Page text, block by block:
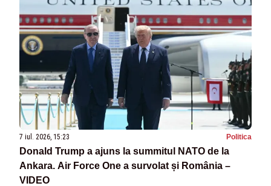
7 iul. 2026, 15:23 Politica
Donald Trump a ajuns la summitul NATO de la
Ankara. Air Force One a survolat și România –
VIDEO